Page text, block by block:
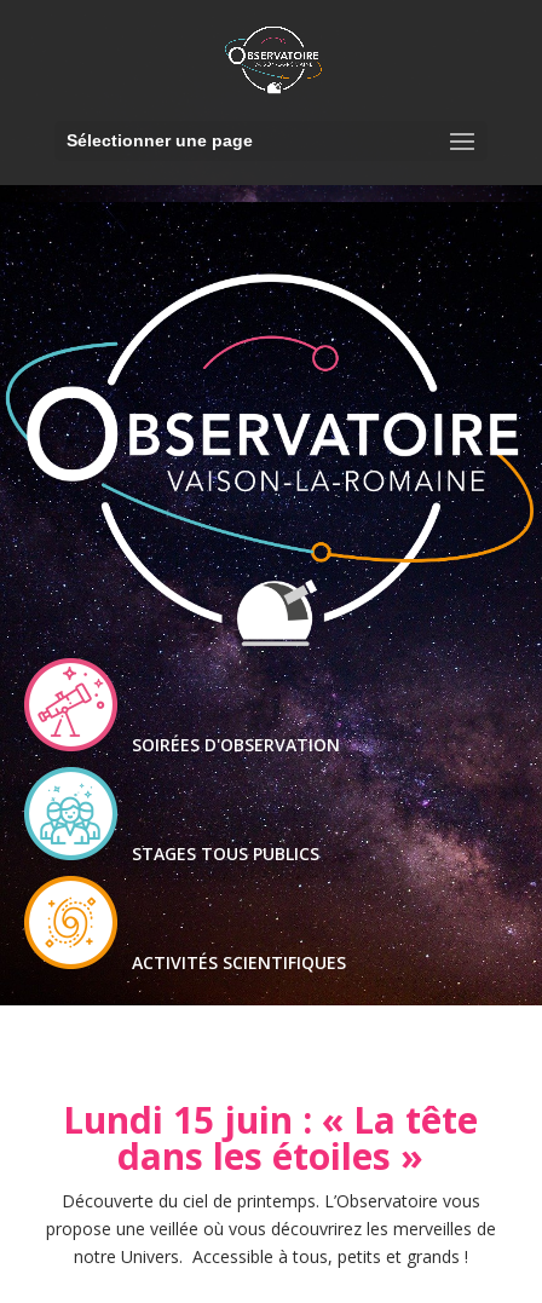
Sélectionner une page
SOIRÉES D'OBSERVATION
STAGES TOUS PUBLICS
ACTIVITÉS SCIENTIFIQUES
Lundi 15 juin : « La tête
dans les étoiles »
Découverte du ciel de printemps. L’Observatoire vous
propose une veillée où vous découvrirez les merveilles de
notre Univers. Accessible à tous, petits et grands !